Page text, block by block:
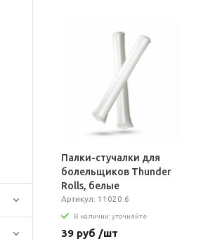
Палки-стучалки для
болельщиков Thunder
Rolls, белые
Артикул: 11020.6
В наличии: уточняйте
39 руб /шт